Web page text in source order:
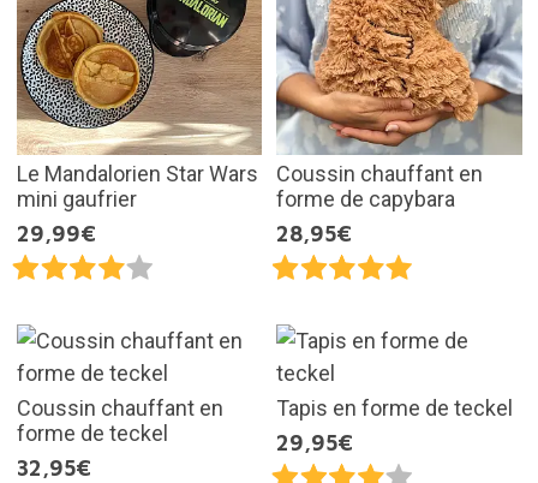
Le Mandalorien Star Wars
mini gaufrier
29,99€
Coussin chauffant en
forme de capybara
28,95€
Coussin chauffant en
forme de teckel
32,95€
Tapis en forme de teckel
29,95€